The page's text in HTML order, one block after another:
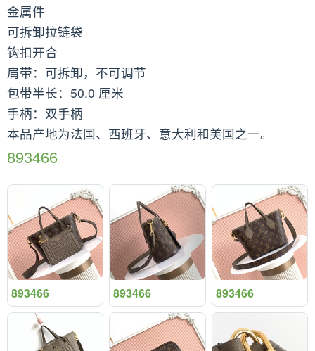
金属件
可拆卸拉链袋
钩扣开合
肩带：可拆卸，不可调节
包带半长：50.0 厘米
手柄：双手柄
本品产地为法国、西班牙、意大利和美国之一。
893466
893466 893466 893466